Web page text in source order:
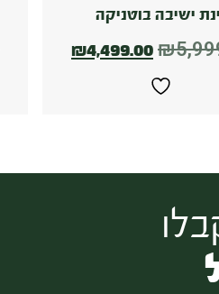
ישיבה בוטניקה
₪
₪4,499.00